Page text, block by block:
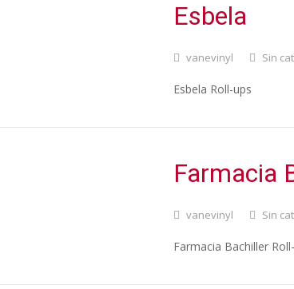
Esbela
vanevinyl Sin
Esbela Roll-ups
Farmacia
vanevinyl Sin
Farmacia Bachiller